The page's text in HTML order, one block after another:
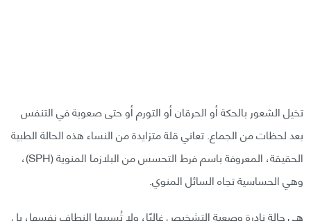
تخيل الشعور بالحكة أو الحرقان أو التورم أو حتى صعوبة في التنفس
بعد لحظات من الجماع. تعاني قلة متزايدة من النساء هذه الحالة الطبية
الحقيقة، المعروفة باسم فرط التحسس من البلازما المنوية (SPH)،
وهي الحساسية تجاه السائل المنوي.
هي حالة نادرة وصعبة التشخيص غالبًا، ولا تُسببها النطاف نفسها، بل